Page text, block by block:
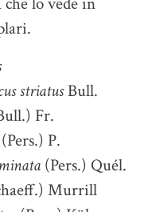
striatusBull.
Fr.
P.
(Pers.) Quél.
Murrill